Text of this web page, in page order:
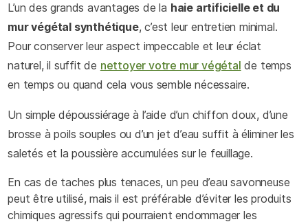
L’un des grands avantages de la haie artificielle et du
mur végétal synthétique, c’est leur entretien minimal.
Pour conserver leur aspect impeccable et leur éclat
naturel, il suffit de nettoyer votre mur végétal de temps
en temps ou quand cela vous semble nécessaire.
Un simple dépoussiérage à l’aide d’un chiffon doux, d’une
brosse à poils souples ou d’un jet d’eau suffit à éliminer les
saletés et la poussière accumulées sur le feuillage.
En cas de taches plus tenaces, un peu d’eau savonneuse
peut être utilisé, mais il est préférable d’éviter les produits
chimiques agressifs qui pourraient endommager les